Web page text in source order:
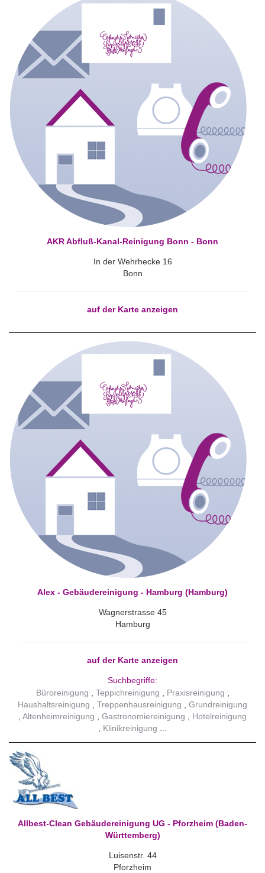
AKR Abfluß-Kanal-Reinigung Bonn - Bonn
In der Wehrhecke 16
Bonn
auf der Karte anzeigen
Alex - Gebäudereinigung - Hamburg (Hamburg)
Wagnerstrasse 45
Hamburg
auf der Karte anzeigen
Suchbegriffe:
Büroreinigung
Teppichreinigung
Praxisreinigung
Haushaltsreinigung
Treppenhausreinigung
Grundreinigung
Altenheimreinigung
Gastronomiereinigung
Hotelreinigung
Klinikreinigung
Allbest-Clean Gebäudereinigung UG - Pforzheim (Baden-
Württemberg)
Luisenstr. 44
Pforzheim